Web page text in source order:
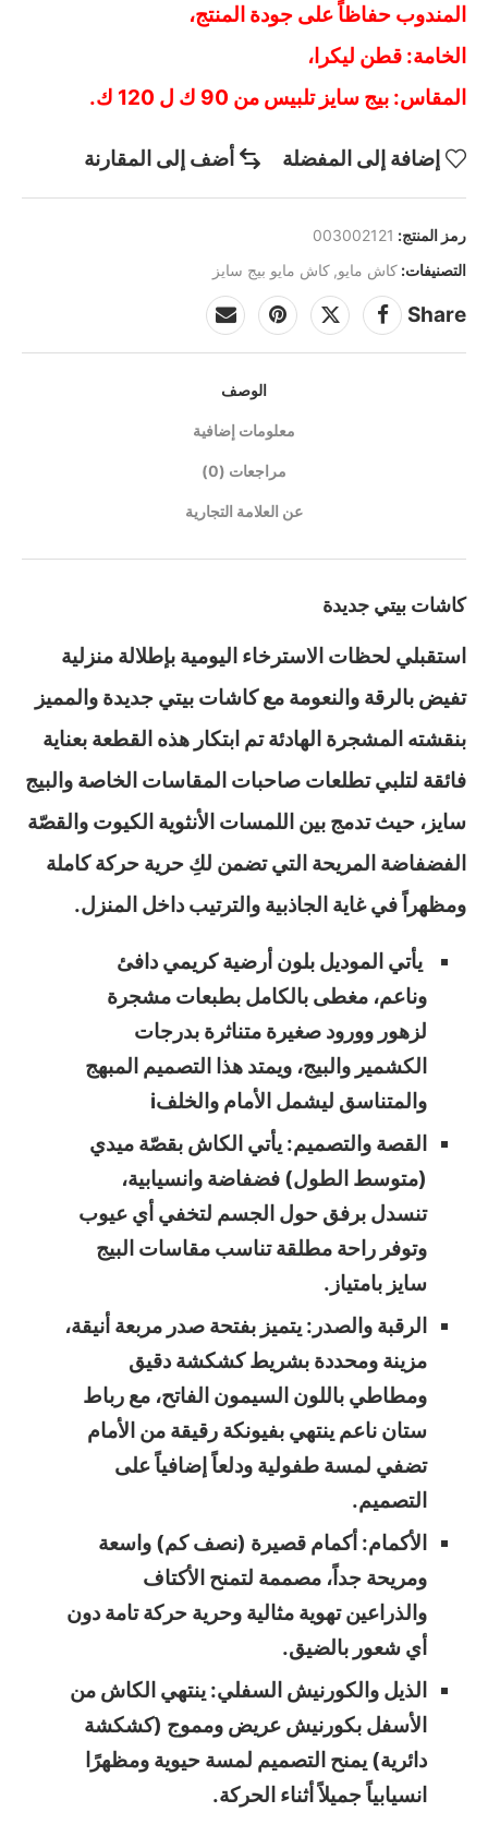
المندوب حفاظاً على جودة المنتج،
الخامة: قطن ليكرا،
المقاس: بيج سايز تلبيس من 90 ك ل 120 ك.
إضافة إلى المفضلة أضف إلى المقارنة
رمز المنتج: 003002121
التصنيفات: كاش مايو, كاش مايو بيج سايز
Share
الوصف
معلومات إضافية
مراجعات (0)
عن العلامة التجارية
كاشات بيتي جديدة
استقبلي لحظات الاسترخاء اليومية بإطلالة منزلية
تفيض بالرقة والنعومة مع كاشات بيتي جديدة والمميز
بنقشته المشجرة الهادئة تم ابتكار هذه القطعة بعناية
فائقة لتلبي تطلعات صاحبات المقاسات الخاصة والبيج
سايز، حيث تدمج بين اللمسات الأنثوية الكيوت والقصّة
الفضفاضة المريحة التي تضمن لكِ حرية حركة كاملة
ومظهراً في غاية الجاذبية والترتيب داخل المنزل.
يأتي الموديل بلون أرضية كريمي دافئ
وناعم، مغطى بالكامل بطبعات مشجرة
لزهور وورود صغيرة متناثرة بدرجات
الكشمير والبيج، ويمتد هذا التصميم المبهج
والمتناسق ليشمل الأمام والخلفi
القصة والتصميم: يأتي الكاش بقصّة ميدي
(متوسط الطول) فضفاضة وانسيابية،
تنسدل برفق حول الجسم لتخفي أي عيوب
وتوفر راحة مطلقة تناسب مقاسات البيج
سايز بامتياز.
الرقبة والصدر: يتميز بفتحة صدر مربعة أنيقة،
مزينة ومحددة بشريط كشكشة دقيق
ومطاطي باللون السيمون الفاتح، مع رباط
ستان ناعم ينتهي بفيونكة رقيقة من الأمام
تضفي لمسة طفولية ودلعاً إضافياً على
التصميم.
الأكمام: أكمام قصيرة (نصف كم) واسعة
ومريحة جداً، مصممة لتمنح الأكتاف
والذراعين تهوية مثالية وحرية حركة تامة دون
أي شعور بالضيق.
الذيل والكورنيش السفلي: ينتهي الكاش من
الأسفل بكورنيش عريض ومموج (كشكشة
دائرية) يمنح التصميم لمسة حيوية ومظهرًا
انسيابياً جميلاً أثناء الحركة.